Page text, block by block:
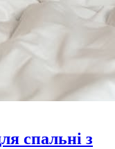
спальні з